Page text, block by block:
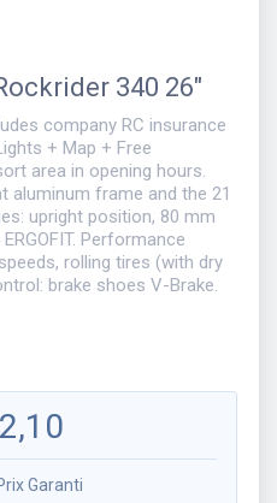
340 26"
company RC insurance
+ Map + Free
area in opening hours.
aluminum frame and the 21
upright position, 80 mm
Performance
rolling tires (with dry
brake shoes V-Brake.
Garanti